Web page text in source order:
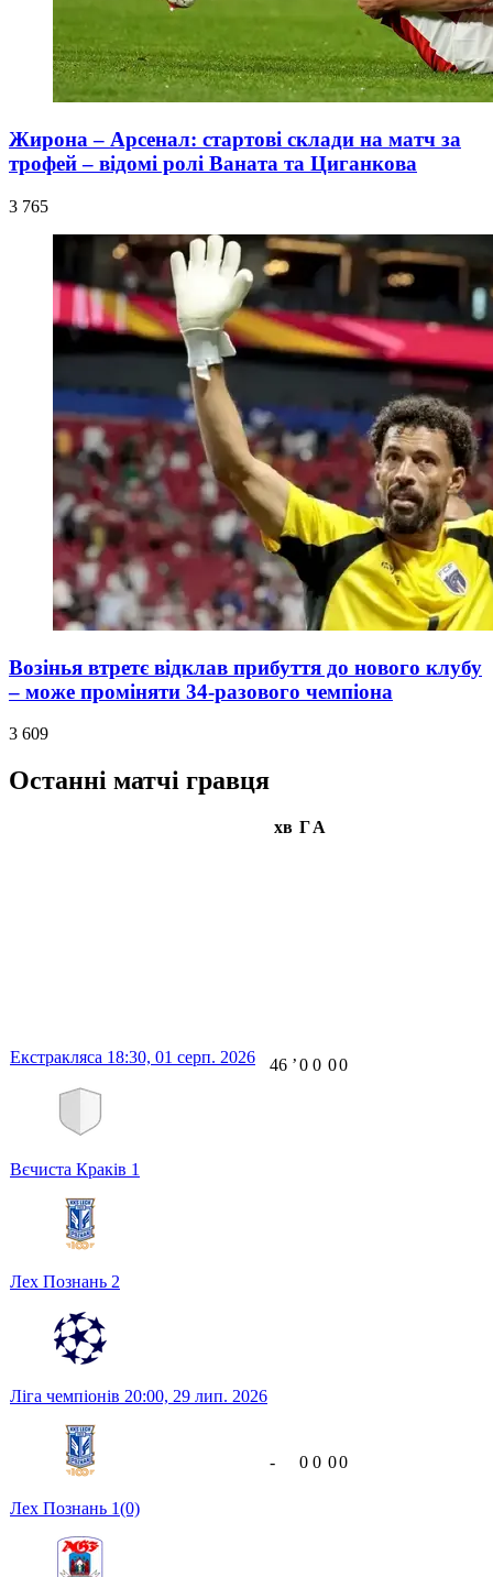
Жирона – Арсенал: стартові склади на матч за
трофей – відомі ролі Ваната та Циганкова
3 765
Возінья втретє відклав прибуття до нового клубу
– може проміняти 34-разового чемпіона
3 609
Останні матчі гравця
хв ГА
Екстракляса 18:30, 01 серп. 2026
Вєчиста Краків 1
Лех Познань 2
46 ʼ0 0 00
Ліга чемпіонів 20:00, 29 лип. 2026
Лех Познань 1(0)
- 0 0 00